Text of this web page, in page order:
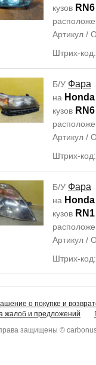
кузов RN6
Артикул /
Штрих-
Б/У Фара
на
кузов RN6
Артикул /
Штрих-
Б/У Фара
на
кузов RN1
Артикул /
Штрих-
о покупке и
жалоб и предложений
защищены ©